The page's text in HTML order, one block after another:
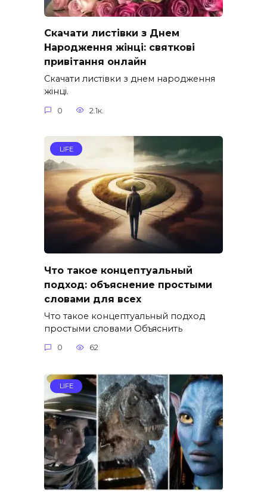
Скачати листівки з Днем
Народження жінці: святкові
привітання онлайн
Скачати листівки з днем народження
жінці.
0 2.1к.
LIFE
Что такое концептуальный
подход: объяснение простыми
словами для всех
Что такое концептуальный подход
простыми словами Объяснить
0 62
LIFE